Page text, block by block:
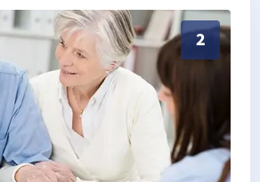
2
in Zschornewitz (Landkreis